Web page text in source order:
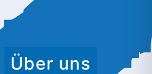
Über uns